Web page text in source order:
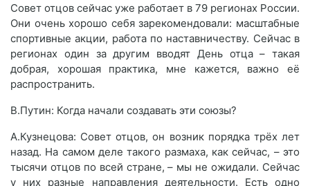
Совет отцов сейчас уже работает в 79 регионах России.
Они очень хорошо себя зарекомендовали: масштабные
спортивные акции, работа по наставничеству. Сейчас в
регионах один за другим вводят День отца – такая
добрая, хорошая практика, мне кажется, важно её
распространить.
В.Путин: Когда начали создавать эти союзы?
А.Кузнецова: Совет отцов, он возник порядка трёх лет
назад. На самом деле такого размаха, как сейчас, – это
тысячи отцов по всей стране, – мы не ожидали. Сейчас
у них разные направления деятельности. Есть одно